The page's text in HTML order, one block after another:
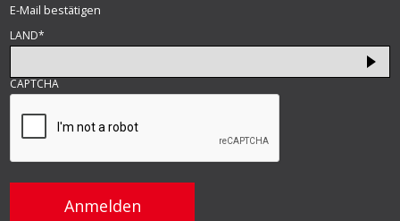
E-Mail bestätigen
LAND*
CAPTCHA